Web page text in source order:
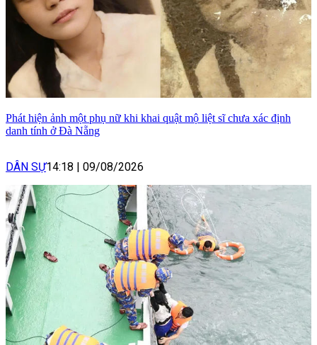
Phát hiện ảnh một phụ nữ khi khai quật mộ liệt sĩ chưa xác định
danh tính ở Đà Nẵng
DÂN SỰ14:18 09/08/2026